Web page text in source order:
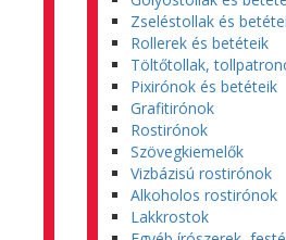
Zseléstollak és
Rollerek és betéteik
Töltőtollak,
Pixirónok és betéteik
Grafitirónok
Rostirónok
Szövegkiemelők
Vizbázisú rostirónok
Alkoholos rostirónok
Lakkrostok